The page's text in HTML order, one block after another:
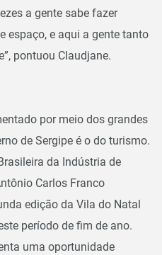
a gente sabe fazer
espaço, e aqui a gente tanto
pontuou Claudjane.
por meio dos grandes
de Sergipe é o do turismo.
da Indústria de
Carlos Franco
edição da Vila do Natal
período de fim de ano.
uma oportunidade